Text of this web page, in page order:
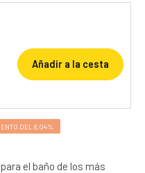
Añadir a la cesta
DEL 8,04%
el baño de los más